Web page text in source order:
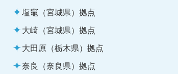
塩竈（宮城県）拠点
大崎（宮城県）拠点
大田原（栃木県）拠点
奈良（奈良県）拠点